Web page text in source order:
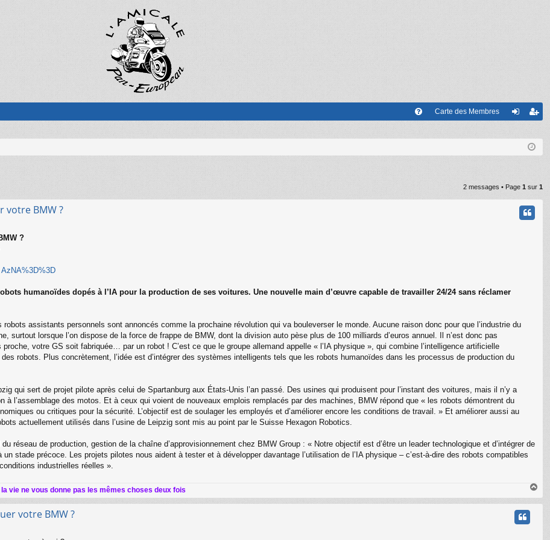
Carte des Membres
on
nr
ist
re
2 messages • Page 1 sur 1
BMW ?
?
humanoïdes dopés à l’IA pour la production de ses voitures. Une nouvelle main d’œuvre capable de travailler 24/24 sans réclamer
robots assistants personnels sont annoncés comme la prochaine révolution qui va bouleverser le monde. Aucune raison donc pour que l’industrie du
surtout lorsque l’on dispose de la force de frappe de BMW, dont la division auto pèse plus de 100 milliards d’euros annuel. Il n’est donc pas
votre GS soit fabriquée… par un robot ! C’est ce que le groupe allemand appelle « l’IA physique », qui combine l’intelligence artificielle
robots. Plus concrètement, l’idée est d’intégrer des systèmes intelligents tels que les robots humanoïdes dans les processus de production du
qui sert de projet pilote après celui de Spartanburg aux États-Unis l’an passé. Des usines qui produisent pour l’instant des voitures, mais il n’y a
à l’assemblage des motos. Et à ceux qui voient de nouveaux emplois remplacés par des machines, BMW répond que « les robots démontrent du
ou critiques pour la sécurité. L’objectif est de soulager les employés et d’améliorer encore les conditions de travail. » Et améliorer aussi au
actuellement utilisés dans l’usine de Leipzig sont mis au point par le Suisse Hexagon Robotics.
réseau de production, gestion de la chaîne d’approvisionnement chez BMW Group : « Notre objectif est d’être un leader technologique et d’intégrer de
stade précoce. Les projets pilotes nous aident à tester et à développer davantage l’utilisation de l’IA physique – c’est-à-dire des robots compatibles
industrielles réelles ».
vie ne vous donne pas les mêmes choses deux fois
a
u
votre BMW ?